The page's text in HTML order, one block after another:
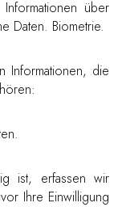
über
Daten. Biometrie.
Informationen, die
ist, erfassen wir
Ihre Einwilligung